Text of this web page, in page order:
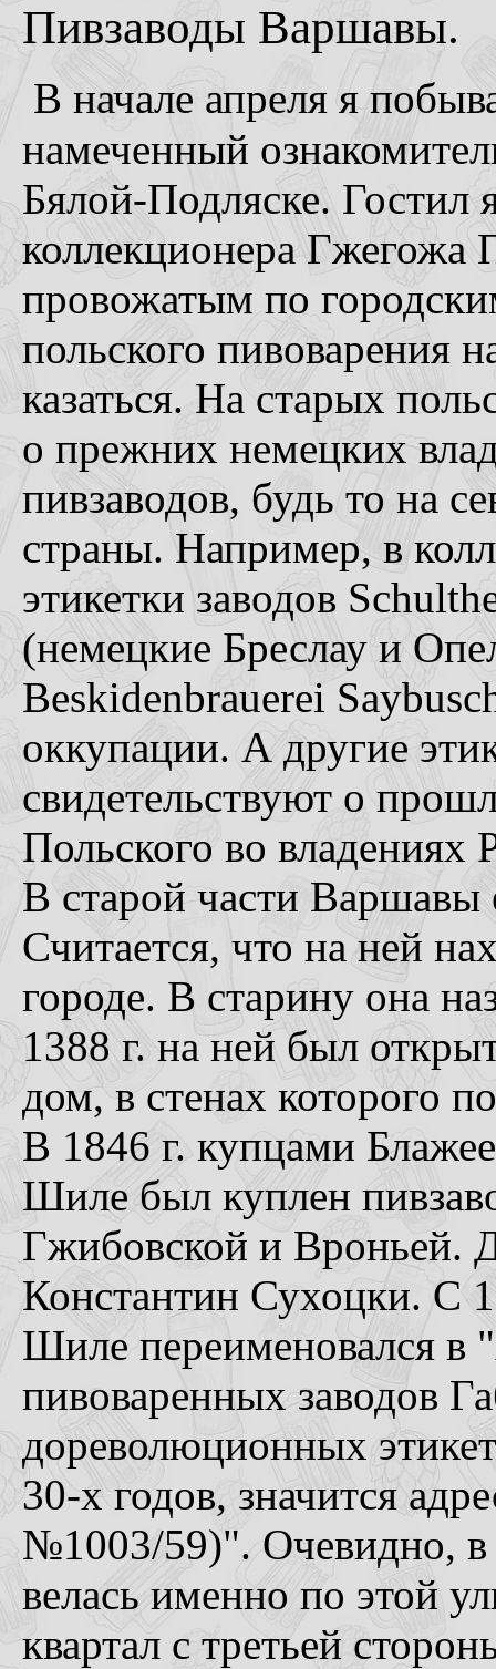
Пивзаводы Варшавы.
В начале апреля я
намеченный
Бялой-Подляске. Гостил
коллекционера Гжегожа
провожатым по
польского пивоварения
казаться. На старых
о прежних немецких
пивзаводов, будь то на
страны. Например, в
этикетки заводов
(немецкие Бреслау и
Beskidenbrauerei
оккупации. А другие
свидетельствуют о
Польского во
В старой части Варшавы
Считается, что на ней
городе. В старину она
1388 г. на ней был
дом, в стенах которого
В 1846 г. купцами
Шиле был куплен
Гжибовской и Вроньей.
Константин Сухоцки. С
Шиле переименовался в
пивоваренных заводов
дореволюционных
30-х годов, значится
№1003/59)". Очевидно, в
велась именно по этой
квартал с третьей